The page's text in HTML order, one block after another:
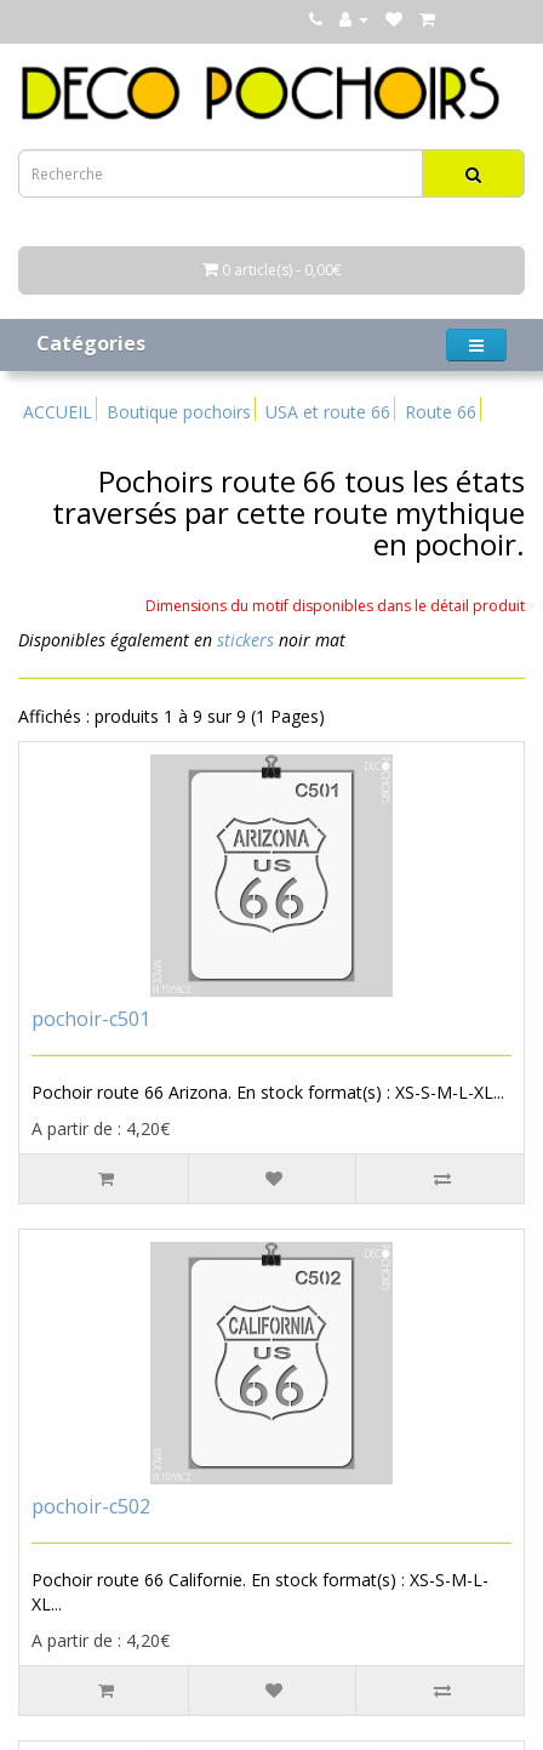
0 article(s) - 0,00€
Catégories
ACCUEIL Boutique pochoirs USA et route 66 Route 66
Pochoirs route 66 tous les états
traversés par cette route mythique
en pochoir.
Dimensions du motif disponibles dans le détail produit
Disponibles également en stickers noir mat
Affichés : produits 1 à 9 sur 9 (1 Pages)
pochoir-c501
Pochoir route 66 Arizona. En stock format(s) : XS-S-M-L-XL...
A partir de : 4,20€
pochoir-c502
Pochoir route 66 Californie. En stock format(s) : XS-S-M-L-
XL...
A partir de : 4,20€